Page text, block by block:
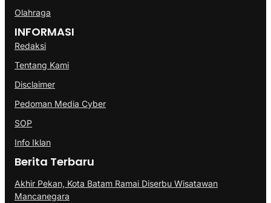
Olahraga
INFORMASI
Redaksi
Tentang Kami
Disclaimer
Pedoman Media Cyber
SOP
Info Iklan
Berita Terbaru
Akhir Pekan, Kota Batam Ramai Diserbu Wisatawan
Mancanegara